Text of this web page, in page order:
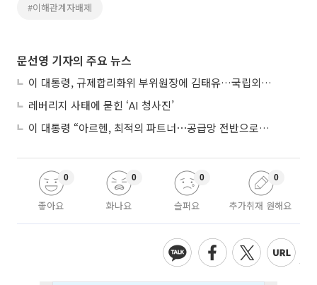
#이해관계자배제
문선영 기자의 주요 뉴스
이 대통령, 규제합리화위 부위원장에 김태유…국립외교원장 김흥규
레버리지 사태에 묻힌 ‘AI 청사진’
이 대통령 “아르헨, 최적의 파트너⋯공급망 전반으로 확대”
좋아요
0
화나요
0
슬퍼요
0
추가취재 원해요
0